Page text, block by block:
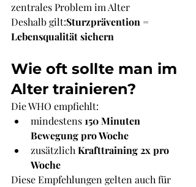
zentrales Problem im Alter
Deshalb gilt:Sturzprävention =
Lebensqualität sichern
Wie oft sollte man im
Alter trainieren?
Die WHO empfiehlt:
mindestens 150 Minuten
Bewegung pro Woche
zusätzlich Krafttraining 2x pro
Woche
Diese Empfehlungen gelten auch für